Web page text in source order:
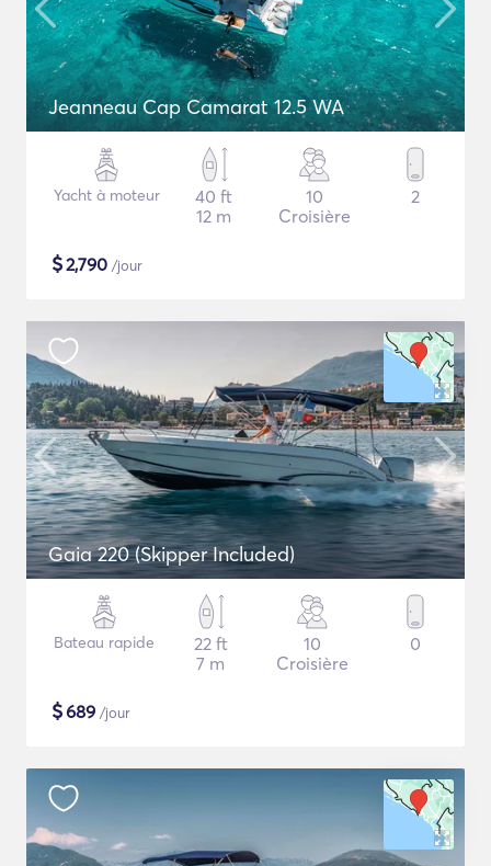
Jeanneau Cap Camarat 12.5 WA
Yacht à moteur
40 ft
12 m
10
Croisière
2
$2,790 /jour
Gaia 220 (Skipper Included)
Bateau rapide
22 ft
7 m
10
Croisière
0
$689 /jour